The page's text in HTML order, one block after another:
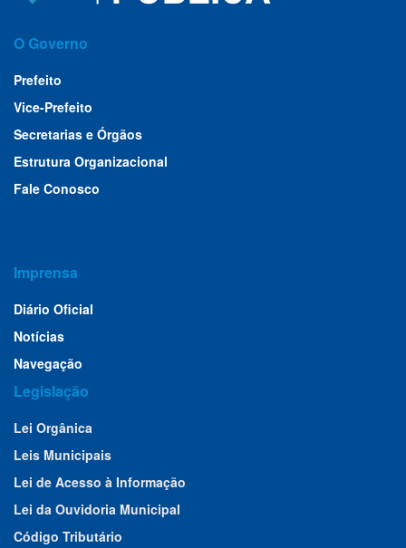
O Governo
Prefeito
Vice-Prefeito
Secretarias e Órgãos
Estrutura Organizacional
Fale Conosco
Imprensa
Diário Oficial
Notícias
Navegação
Legislação
Lei Orgânica
Leis Municipais
Lei de Acesso à Informação
Lei da Ouvidoria Municipal
Código Tributário